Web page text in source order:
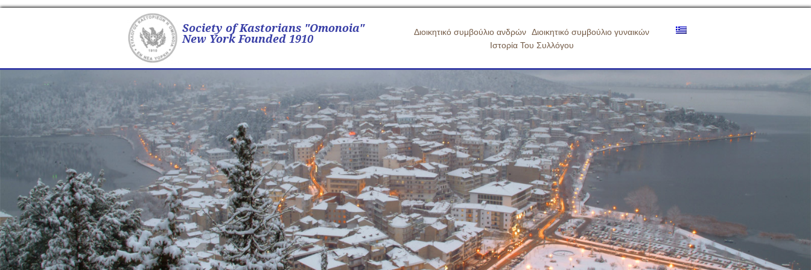
Society of Kastorians "Omonoia"
New York Founded 1910 Διοικητικό συμβούλιο ανδρών Διοικητικό συμβούλιο γυναικών
Ιστορία Του Συλλόγου